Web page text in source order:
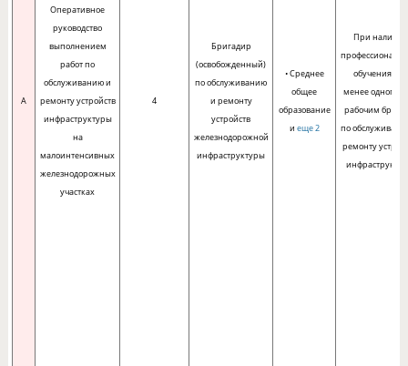
A
Оперативное
руководство
выполнением
работ по
обслуживанию и
ремонту устройств
инфраструктуры
на
малоинтенсивных
железнодорожных
участках
4
Бригадир
(освобожденный)
по обслуживанию
и ремонту
устройств
железнодорожной
инфраструктуры
• Среднее
общее
образование
и еще 2
При наличии
обучения - не
менее одного
рабочим
по
ремонту